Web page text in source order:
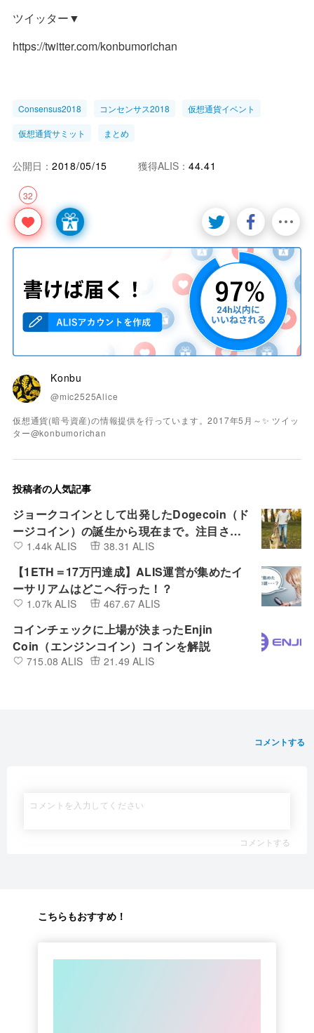
ツイッター▼
https://twitter.com/konbumorichan
Consensus2018 コンセンサス2018 仮想通貨イベント
仮想通貨サミット まとめ
32
公開日： 2018/05/15 獲得ALIS： 44.41
Konbu
@mic2525Alice
仮想通貨(暗号資産)の情報提供を行っています。2017年5月～✨ ツイッ
ター@konbumorichan
投稿者の人気記事
ジョークコインとして出発したDogecoin（ド
ージコイン）の誕生から現在まで。注目され
る非証券性🐶
1.44k ALIS 38.31 ALIS
【1ETH＝17万円達成】ALIS運営が集めたイ
ーサリアムはどこへ行った！？
1.07k ALIS 467.67 ALIS
コインチェックに上場が決まったEnjin
Coin（エンジンコイン）コインを解説
715.08 ALIS 21.49 ALIS
コメントする
コメントする
こちらもおすすめ！